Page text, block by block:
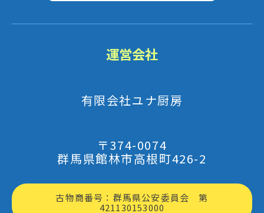
運営会社
有限会社ユナ厨房
〒374-0074
群馬県館林市高根町426-2
古物商番号：群馬県公安委員会 第
421130153000